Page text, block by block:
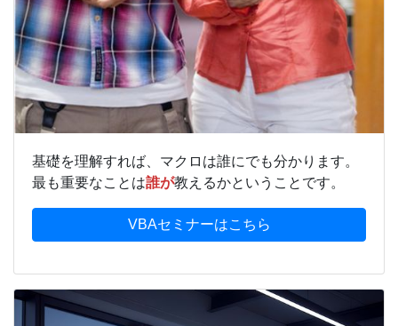
基礎を理解すれば、マクロは誰にでも分かります。
最も重要なことは誰が教えるかということです。
VBAセミナーはこちら